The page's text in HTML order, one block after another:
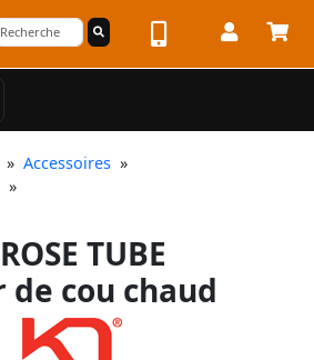
» Accessoires »
»
TUBE
de cou chaud